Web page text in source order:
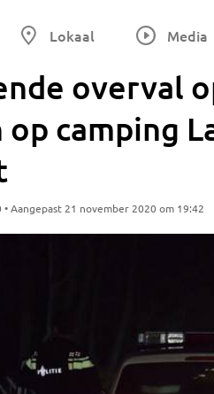
Lokaal Media
overval
op camping
Aangepast 21 november 2020 om 19:42